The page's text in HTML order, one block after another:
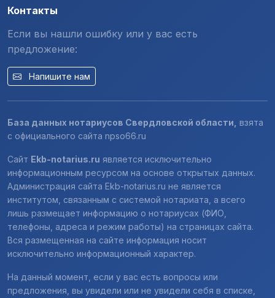
Контакты
Если вы нашли ошибку или у вас есть
предложение:
Напишите нам
База данных нотариусов Свердловской области, взята
с официального сайта npso66.ru
Сайт Ekb-notarius.ru является исключительно
информационным ресурсом на основе открытых данных.
Администрация сайта Ekb-notarius.ru не является
институтом, связанным с системой нотариата, а всего
лишь размещает информацию о нотариусах (ФИО,
телефоны, адреса и режим работы) на страницах сайта.
Вся размещенная на сайте информация носит
исключительно информационный характер.
На данный момент, если у вас есть вопросы или
предложения, вы увидели или не увидели себя в списке,